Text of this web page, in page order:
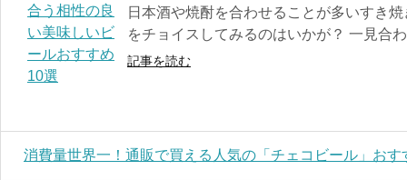
日本酒や焼酎を合わせることが多いすき
をチョイスしてみるのはいかが？ 一見合
記事を読む
消費量世界一！通販で買える人気の「チェコビール」おす